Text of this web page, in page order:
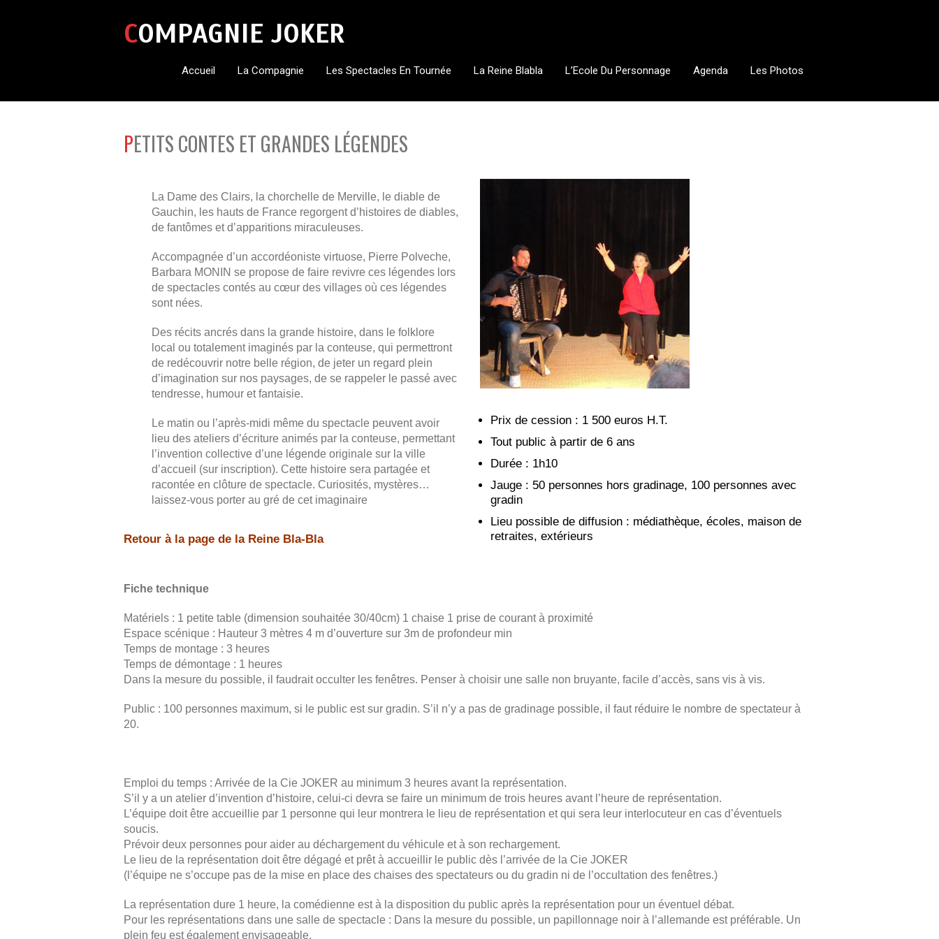
COMPAGNIE JOKER
Accueil La Compagnie Les Spectacles En Tournée La Reine Blabla L’Ecole Du Personnage Agenda Les Photos
PETITS CONTES ET GRANDES LÉGENDES
La Dame des Clairs, la chorchelle de Merville, le diable de
Gauchin, les hauts de France regorgent d’histoires de diables,
de fantômes et d’apparitions miraculeuses.
Accompagnée d’un accordéoniste virtuose, Pierre Polveche,
Barbara MONIN se propose de faire revivre ces légendes lors
de spectacles contés au cœur des villages où ces légendes
sont nées.
Des récits ancrés dans la grande histoire, dans le folklore
local ou totalement imaginés par la conteuse, qui permettront
de redécouvrir notre belle région, de jeter un regard plein
d’imagination sur nos paysages, de se rappeler le passé avec
tendresse, humour et fantaisie.
Le matin ou l’après-midi même du spectacle peuvent avoir
lieu des ateliers d’écriture animés par la conteuse, permettant
l’invention collective d’une légende originale sur la ville
d’accueil (sur inscription). Cette histoire sera partagée et
racontée en clôture de spectacle. Curiosités, mystères…
laissez-vous porter au gré de cet imaginaire
Retour à la page de la Reine Bla-Bla
Prix de cession : 1 500 euros H.T.
Tout public à partir de 6 ans
Durée : 1h10
Jauge : 50 personnes hors gradinage, 100 personnes avec
gradin
Lieu possible de diffusion : médiathèque, écoles, maison de
retraites, extérieurs
Fiche technique
Matériels : 1 petite table (dimension souhaitée 30/40cm) 1 chaise 1 prise de courant à proximité
Espace scénique : Hauteur 3 mètres 4 m d’ouverture sur 3m de profondeur min
Temps de montage : 3 heures
Temps de démontage : 1 heures
Dans la mesure du possible, il faudrait occulter les fenêtres. Penser à choisir une salle non bruyante, facile d’accès, sans vis à vis.
Public : 100 personnes maximum, si le public est sur gradin. S’il n’y a pas de gradinage possible, il faut réduire le nombre de spectateur à
20.
Emploi du temps : Arrivée de la Cie JOKER au minimum 3 heures avant la représentation.
S’il y a un atelier d’invention d’histoire, celui-ci devra se faire un minimum de trois heures avant l’heure de représentation.
L’équipe doit être accueillie par 1 personne qui leur montrera le lieu de représentation et qui sera leur interlocuteur en cas d’éventuels
soucis.
Prévoir deux personnes pour aider au déchargement du véhicule et à son rechargement.
Le lieu de la représentation doit être dégagé et prêt à accueillir le public dès l’arrivée de la Cie JOKER
(l’équipe ne s’occupe pas de la mise en place des chaises des spectateurs ou du gradin ni de l’occultation des fenêtres.)
La représentation dure 1 heure, la comédienne est à la disposition du public après la représentation pour un éventuel débat.
Pour les représentations dans une salle de spectacle : Dans la mesure du possible, un papillonnage noir à l’allemande est préférable. Un
plein feu est également envisageable.